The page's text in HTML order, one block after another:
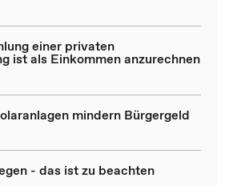
einer privaten
ist als Einkommen anzurechnen
mindern Bürgergeld
- das ist zu beachten